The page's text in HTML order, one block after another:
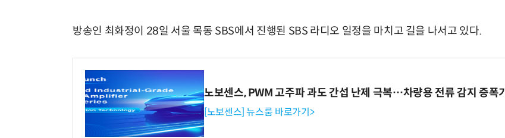
방송인 최화정이 28일 서울 목동 SBS에서 진행된 SBS 라디오 일정을 마치고 길을 나서고 있다.
노보센스, PWM 고주파 과도 간섭 난제 극복…차량용 전류 감지 증폭기
[노보센스] 뉴스룸 바로가기>